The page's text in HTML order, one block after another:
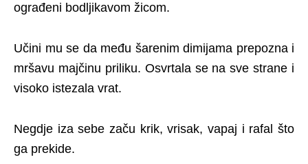
ograđeni bodljikavom žicom.
Učini mu se da među šarenim dimijama prepozna i
mršavu majčinu priliku. Osvrtala se na sve strane i
visoko istezala vrat.
Negdje iza sebe začu krik, vrisak, vapaj i rafal što
ga prekide.